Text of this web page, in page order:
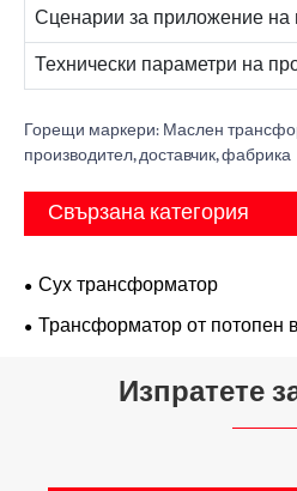
Сценарии за приложение на
Технически параметри на
Горещи маркери: Маслен
производител, доставчик, фабрика
Свързана категория
Сух трансформатор
Трансформатор от потопен
Изпратете